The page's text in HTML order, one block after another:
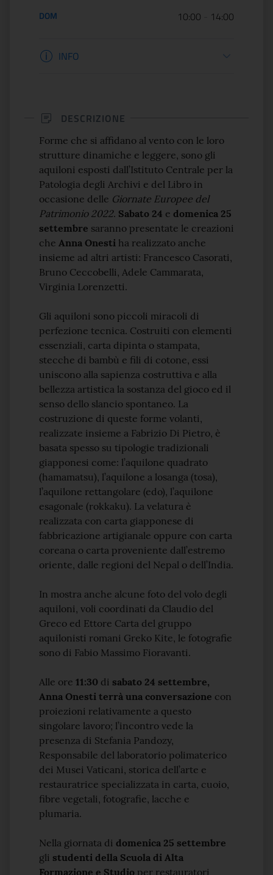
DOM 10:00 14:00
Informazioni apertura
INFO
DESCRIZIONE
Forme che si affidano al vento con le loro
strutture dinamiche e leggere, sono gli
aquiloni esposti dall’Istituto Centrale per la
Patologia degli Archivi e del Libro in
occasione delle Giornate Europee del
Patrimonio 2022. Sabato 24 e domenica 25
settembre saranno presentate le creazioni
che Anna Onesti ha realizzato anche
insieme ad altri artisti: Francesco Casorati,
Bruno Ceccobelli, Adele Cammarata,
Virginia Lorenzetti.
Gli aquiloni sono piccoli miracoli di
perfezione tecnica. Costruiti con elementi
essenziali, carta dipinta o stampata,
stecche di bambù e fili di cotone, essi
uniscono alla sapienza costruttiva e alla
bellezza artistica la sostanza del gioco ed il
senso dello slancio spontaneo. La
costruzione di queste forme volanti,
realizzate insieme a Fabrizio Di Pietro, è
basata spesso su tipologie tradizionali
giapponesi come: l’aquilone quadrato
(hamamatsu), l’aquilone a losanga (tosa),
l’aquilone rettangolare (edo), l’aquilone
esagonale (rokkaku). La velatura è
realizzata con carta giapponese di
fabbricazione artigianale oppure con carta
coreana o carta proveniente dall’estremo
oriente, dalle regioni del Nepal o dell’India.
In mostra anche alcune foto del volo degli
aquiloni, voli coordinati da Claudio del
Greco ed Ettore Carta del gruppo
aquilonisti romani Greko Kite, le fotografie
sono di Fabio Massimo Fioravanti.
Alle ore 11:30 di sabato 24 settembre,
Anna Onesti terrà una conversazione con
proiezioni relativamente a questo
singolare lavoro; l’incontro vede la
presenza di Stefania Pandozy,
Responsabile del laboratorio polimaterico
dei Musei Vaticani, storica dell’arte e
restauratrice specializzata in carta, cuoio,
fibre vegetali, fotografie, lacche e
plumaria.
Nella giornata di domenica 25 settembre
gli studenti della Scuola di Alta
Formazione e Studio per restauratori